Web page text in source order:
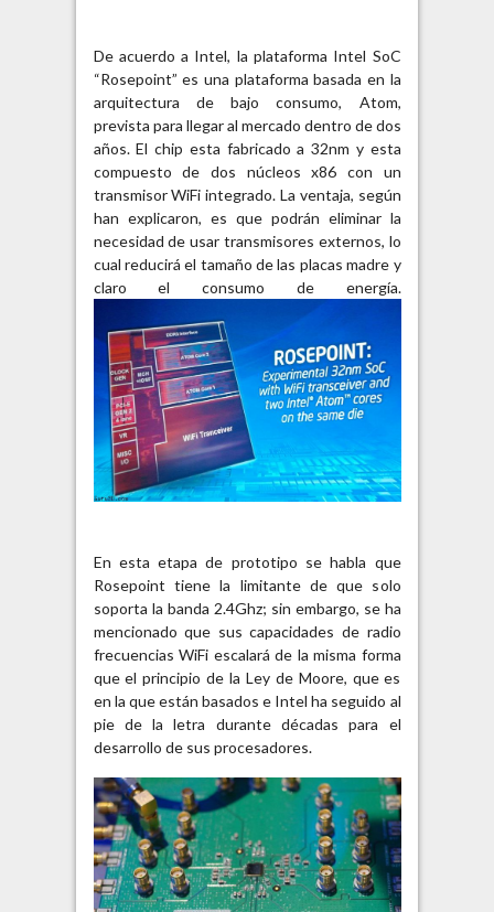
De acuerdo a Intel, la plataforma Intel SoC
“Rosepoint” es una plataforma basada en la
arquitectura de bajo consumo, Atom,
prevista para llegar al mercado dentro de dos
años. El chip esta fabricado a 32nm y esta
compuesto de dos núcleos x86 con un
transmisor WiFi integrado. La ventaja, según
han explicaron, es que podrán eliminar la
necesidad de usar transmisores externos, lo
cual reducirá el tamaño de las placas madre y
claro el consumo de energía.
En esta etapa de prototipo se habla que
Rosepoint tiene la limitante de que solo
soporta la banda 2.4Ghz; sin embargo, se ha
mencionado que sus capacidades de radio
frecuencias WiFi escalará de la misma forma
que el principio de la Ley de Moore, que es
en la que están basados e Intel ha seguido al
pie de la letra durante décadas para el
desarrollo de sus procesadores.